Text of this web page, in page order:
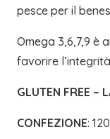
pesce per il
Omega 3,6,7,9 è
favorire
GLUTEN FREE –
CONFEZIONE: